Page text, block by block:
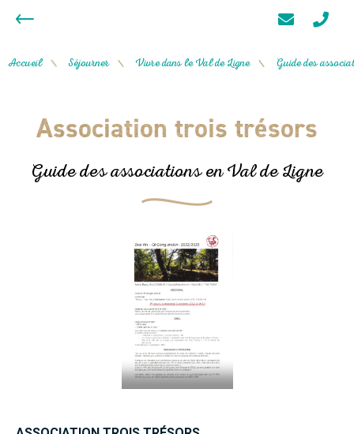
Accueil / Séjourner / Vivre dans le Val de Ligne / Guide des
Association trois trésors
Guide des associations en Val de Ligne